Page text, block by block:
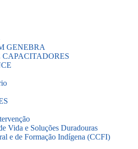
GENEBRA
CAPACITADORES
Vida e Soluções Duradouras
e de Formação Indígena (CCFI)